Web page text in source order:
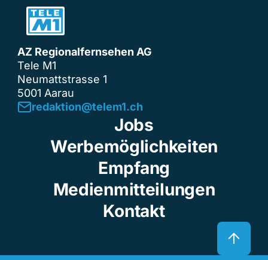
AZ Regionalfernsehen AG
Tele M1
Neumattstrasse 1
5001 Aarau
redaktion@telem1.ch
Jobs
Werbemöglichkeiten
Empfang
Medienmitteilungen
Kontakt